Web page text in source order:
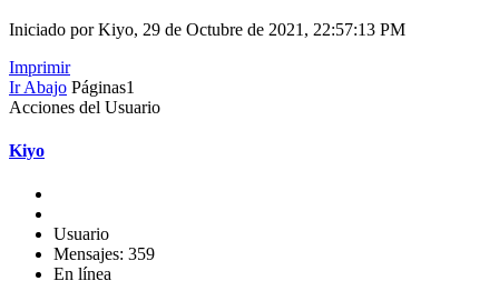
Iniciado por Kiyo, 29 de Octubre de 2021, 22:57:13 PM
Imprimir
Ir Abajo Páginas1
Acciones del Usuario
Kiyo
Usuario
Mensajes: 359
En línea